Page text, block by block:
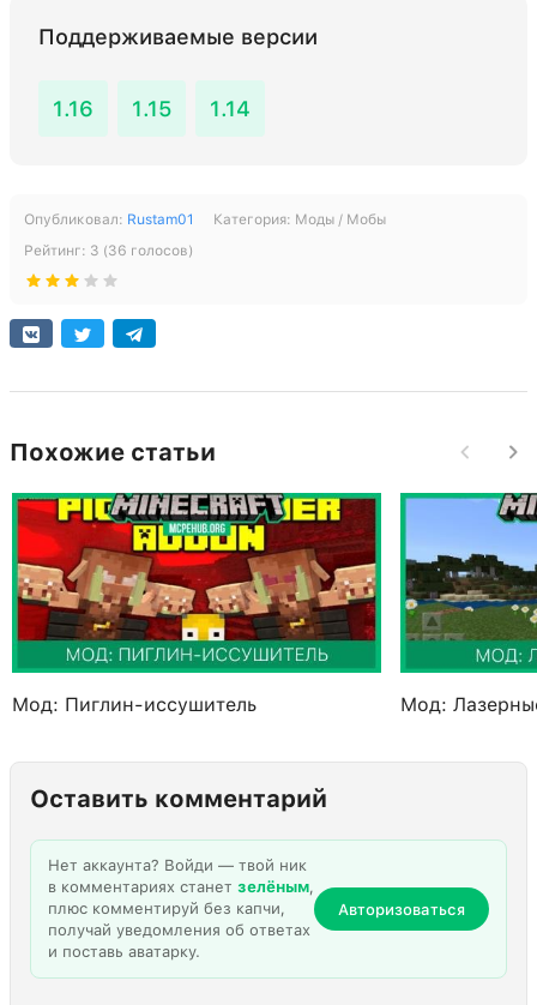
Поддерживаемые версии
1.16 1.15 1.14
Опубликовал: Rustam01 Категория: Моды / Мобы
Рейтинг: 3 (36 голосов)
Похожие статьи
Мод: Пиглин-иссушитель Мод:
Оставить комментарий
Нет аккаунта? Войди — твой ник
в комментариях станет зелёным,
плюс комментируй без капчи,
получай уведомления об ответах
и поставь аватарку.
Авторизоваться